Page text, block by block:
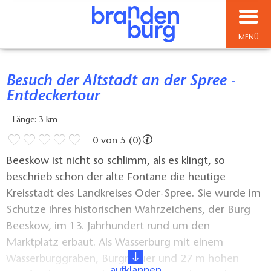
MENÜ
Besuch der Altstadt an der Spree -
Entdeckertour
Länge: 3 km
0 von 5 (0)
Beeskow ist nicht so schlimm, als es klingt, so
beschrieb schon der alte Fontane die heutige
Kreisstadt des Landkreises Oder-Spree. Sie wurde im
Schutze ihres historischen Wahrzeichens, der Burg
Beeskow, im 13. Jahrhundert rund um den
Marktplatz erbaut. Als Wasserburg mit einem
Wasserburggraben, Burgmauer und 27 m hohen